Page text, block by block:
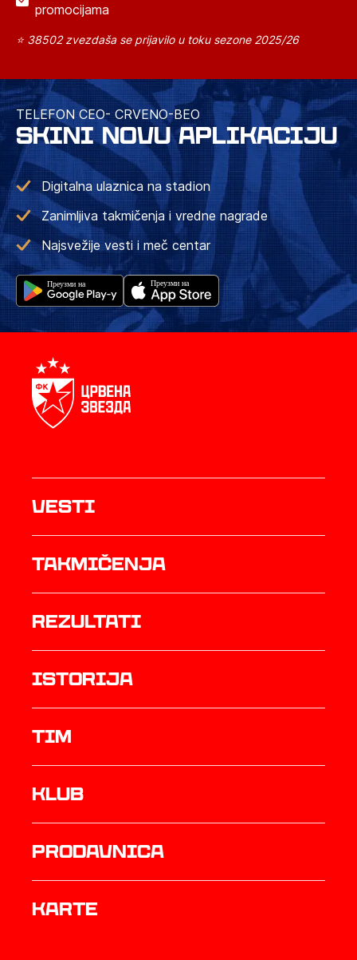
promocijama
⭐ 38502 zvezdaša se prijavilo u toku sezone 2025/26
TELEFON CEO- CRVENO-BEO
SKINI NOVU APLIKACIJU
Digitalna ulaznica na stadion
Zanimljiva takmičenja i vredne nagrade
Najsvežije vesti i meč centar
Vesti
Takmičenja
rezultati
istorija
TIM
Klub
prodavnica
Karte